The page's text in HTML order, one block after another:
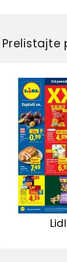
Prelistajte
Lidl